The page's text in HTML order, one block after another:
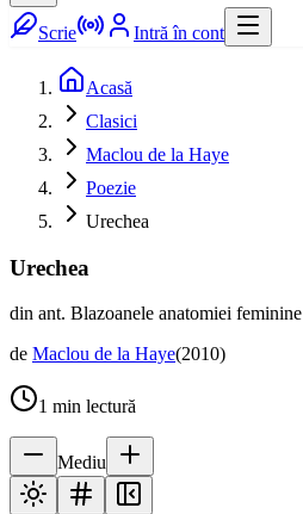
Scrie Intră în cont
Acasă
Clasici
Maclou de la Haye
Poezie
Urechea
Urechea
din ant. Blazoanele anatomiei feminine
de Maclou de la Haye(2010)
1 min lectură
Mediu